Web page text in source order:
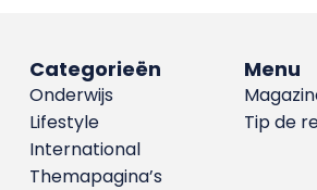
Menu
Tip de
Categorieën
Onderwijs
Lifestyle
International
Themapagina’s